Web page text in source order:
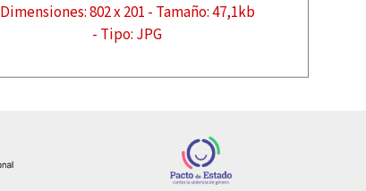
Dimensiones: 802 x 201 - Tamaño: 47,1kb
- Tipo: JPG